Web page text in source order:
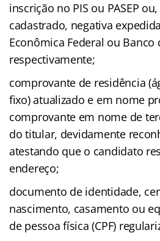
inscrição no PIS ou PASEP
cadastrado, negativa
Econômica Federal ou Banco
respectivamente;
comprovante de residência
fixo) atualizado e em nome
comprovante em nome de
do titular, devidamente
atestando que o candidato
endereço;
documento de identidade,
nascimento, casamento ou
de pessoa física (CPF)